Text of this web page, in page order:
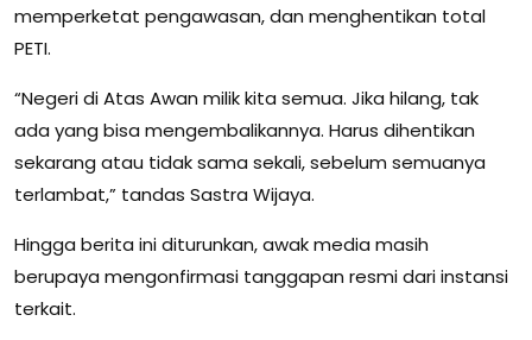
memperketat pengawasan, dan menghentikan total
PETI.
“Negeri di Atas Awan milik kita semua. Jika hilang, tak
ada yang bisa mengembalikannya. Harus dihentikan
sekarang atau tidak sama sekali, sebelum semuanya
terlambat,” tandas Sastra Wijaya.
Hingga berita ini diturunkan, awak media masih
berupaya mengonfirmasi tanggapan resmi dari instansi
terkait.